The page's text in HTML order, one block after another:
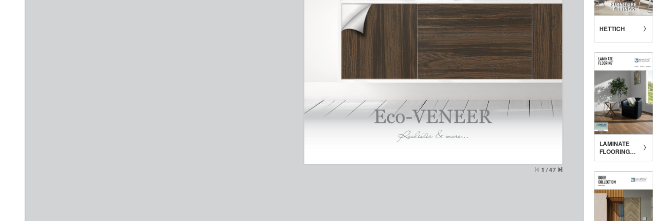
1 /47
HETTICH
LAMINATE
FLOORING®
COLLECTION